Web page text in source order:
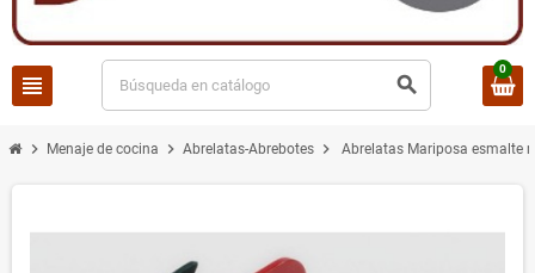
view_headline search
0
chevron_right Menaje de cocina chevron_right Abrelatas-Abrebotes chevron_right Abrelatas Mariposa esmalte